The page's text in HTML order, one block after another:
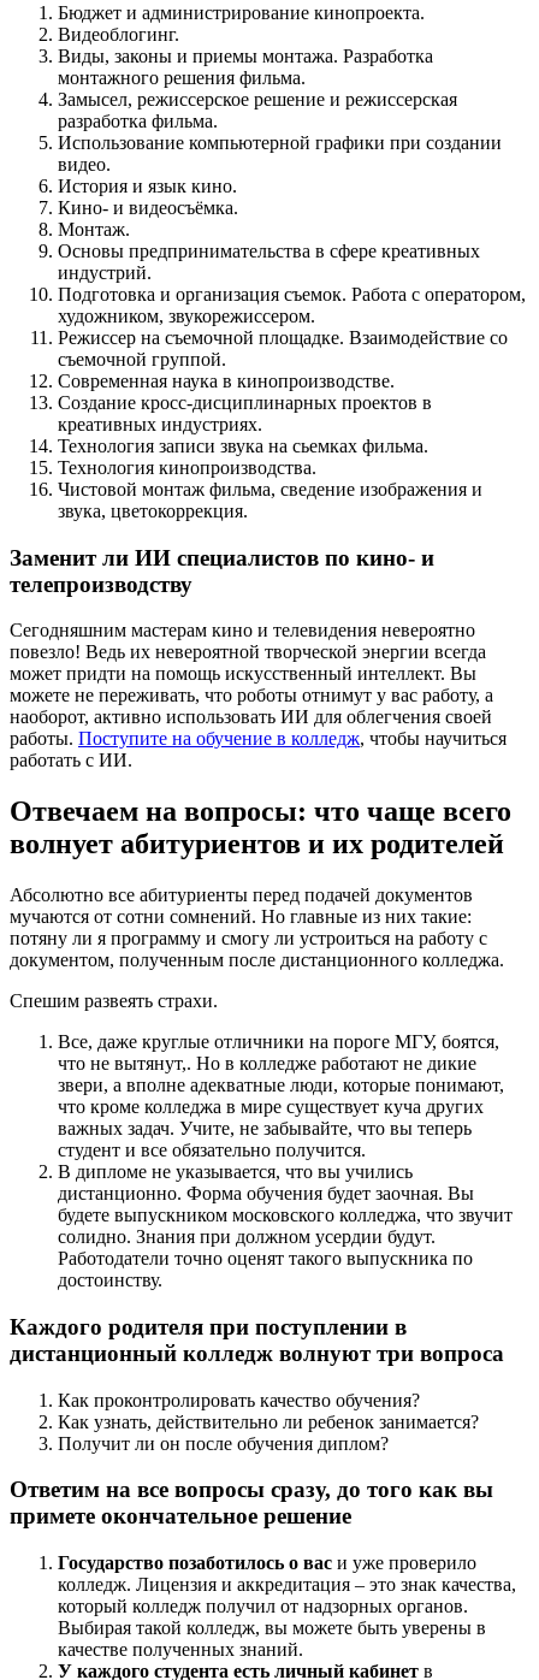
Бюджет и администрирование кинопроекта.
Видеоблогинг.
Виды, законы и приемы монтажа. Разработка
монтажного решения фильма.
Замысел, режиссерское решение и режиссерская
разработка фильма.
Использование компьютерной графики при создании
видео.
История и язык кино.
Кино- и видеосъёмка.
Монтаж.
Основы предпринимательства в сфере креативных
индустрий.
Подготовка и организация съемок. Работа с оператором,
художником, звукорежиссером.
Режиссер на съемочной площадке. Взаимодействие со
съемочной группой.
Современная наука в кинопроизводстве.
Создание кросс-дисциплинарных проектов в
креативных индустриях.
Технология записи звука на сьемках фильма.
Технология кинопроизводства.
Чистовой монтаж фильма, сведение изображения и
звука, цветокоррекция.
Заменит ли ИИ специалистов по кино- и
телепроизводству
Сегодняшним мастерам кино и телевидения невероятно
повезло! Ведь их невероятной творческой энергии всегда
может придти на помощь искусственный интеллект. Вы
можете не переживать, что роботы отнимут у вас работу, а
наоборот, активно использовать ИИ для облегчения своей
работы. Поступите на обучение в колледж, чтобы научиться
работать с ИИ.
Отвечаем на вопросы: что чаще всего
волнует абитуриентов и их родителей
Абсолютно все абитуриенты перед подачей документов
мучаются от сотни сомнений. Но главные из них такие:
потяну ли я программу и смогу ли устроиться на работу с
документом, полученным после дистанционного колледжа.
Спешим развеять страхи.
Все, даже круглые отличники на пороге МГУ, боятся,
что не вытянут,. Но в колледже работают не дикие
звери, а вполне адекватные люди, которые понимают,
что кроме колледжа в мире существует куча других
важных задач. Учите, не забывайте, что вы теперь
студент и все обязательно получится.
В дипломе не указывается, что вы учились
дистанционно. Форма обучения будет заочная. Вы
будете выпускником московского колледжа, что звучит
солидно. Знания при должном усердии будут.
Работодатели точно оценят такого выпускника по
достоинству.
Каждого родителя при поступлении в
дистанционный колледж волнуют три вопроса
Как проконтролировать качество обучения?
Как узнать, действительно ли ребенок занимается?
Получит ли он после обучения диплом?
Ответим на все вопросы сразу, до того как вы
примете окончательное решение
Государство позаботилось о вас и уже проверило
колледж. Лицензия и аккредитация – это знак качества,
который колледж получил от надзорных органов.
Выбирая такой колледж, вы можете быть уверены в
качестве полученных знаний.
У каждого студента есть личный кабинет в